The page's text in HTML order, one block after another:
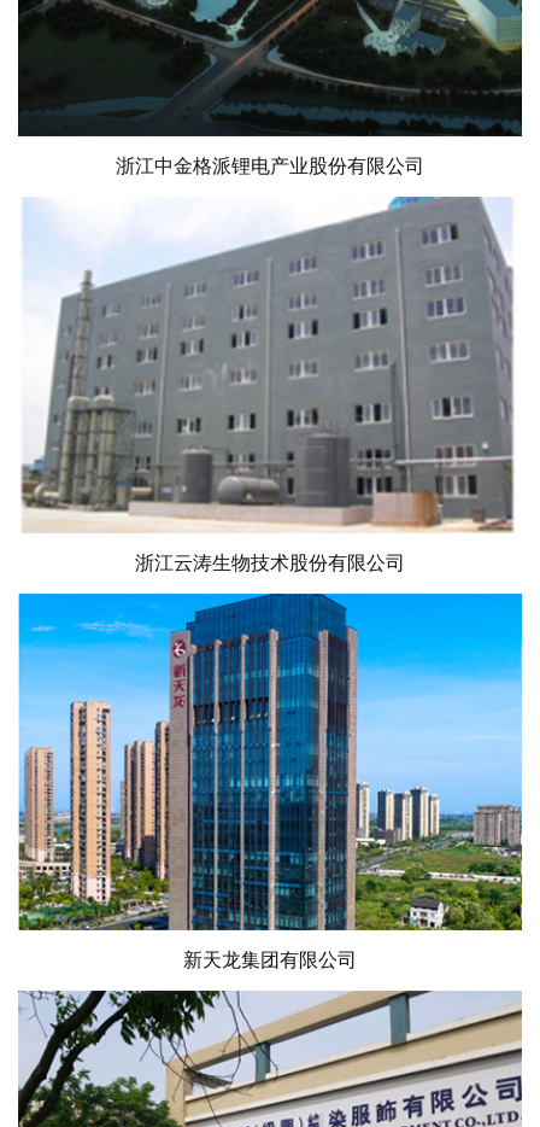
浙江中金格派锂电产业股份有限公司
浙江云涛生物技术股份有限公司
新天龙集团有限公司